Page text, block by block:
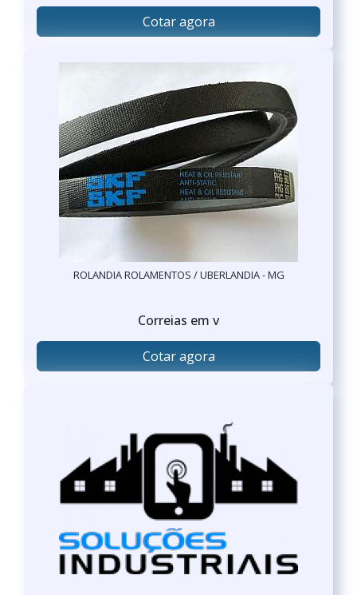
Cotar agora
ROLANDIA ROLAMENTOS / UBERLANDIA - MG
Correias em v
Cotar agora